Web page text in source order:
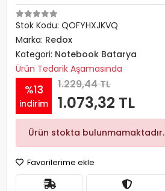
Stok Kodu: QOFYHXJKVQ
Marka: Redox
Kategori: Notebook Batarya
Ürün Tedarik Aşamasında
%13
indirim
1.229,44 TL
1.073,32 TL
Ürün stokta bulunmamaktadır.
Favorilerime ekle